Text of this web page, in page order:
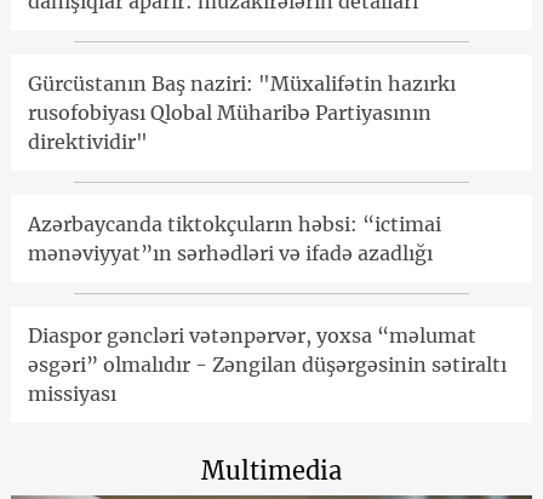
Gürcüstanın Baş naziri: "Müxalifətin hazırkı
rusofobiyası Qlobal Müharibə Partiyasının
direktividir"
Azərbaycanda tiktokçuların həbsi: “ictimai
mənəviyyat”ın sərhədləri və ifadə azadlığı
Diaspor gəncləri vətənpərvər, yoxsa “məlumat
əsgəri” olmalıdır - Zəngilan düşərgəsinin sətiraltı
missiyası
Multimedia